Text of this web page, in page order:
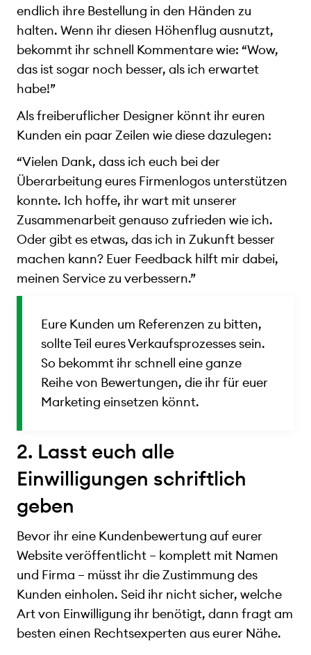
endlich ihre Bestellung in den Händen zu
halten. Wenn ihr diesen Höhenflug ausnutzt,
bekommt ihr schnell Kommentare wie: “Wow,
das ist sogar noch besser, als ich erwartet
habe!”
Als freiberuflicher Designer könnt ihr euren
Kunden ein paar Zeilen wie diese dazulegen:
“Vielen Dank, dass ich euch bei der
Überarbeitung eures Firmenlogos unterstützen
konnte. Ich hoffe, ihr wart mit unserer
Zusammenarbeit genauso zufrieden wie ich.
Oder gibt es etwas, das ich in Zukunft besser
machen kann? Euer Feedback hilft mir dabei,
meinen Service zu verbessern.”
Eure Kunden um Referenzen zu bitten,
sollte Teil eures Verkaufsprozesses sein.
So bekommt ihr schnell eine ganze
Reihe von Bewertungen, die ihr für euer
Marketing einsetzen könnt.
2. Lasst euch alle
Einwilligungen schriftlich
geben
Bevor ihr eine Kundenbewertung auf eurer
Website veröffentlicht – komplett mit Namen
und Firma – müsst ihr die Zustimmung des
Kunden einholen. Seid ihr nicht sicher, welche
Art von Einwilligung ihr benötigt, dann fragt am
besten einen Rechtsexperten aus eurer Nähe.